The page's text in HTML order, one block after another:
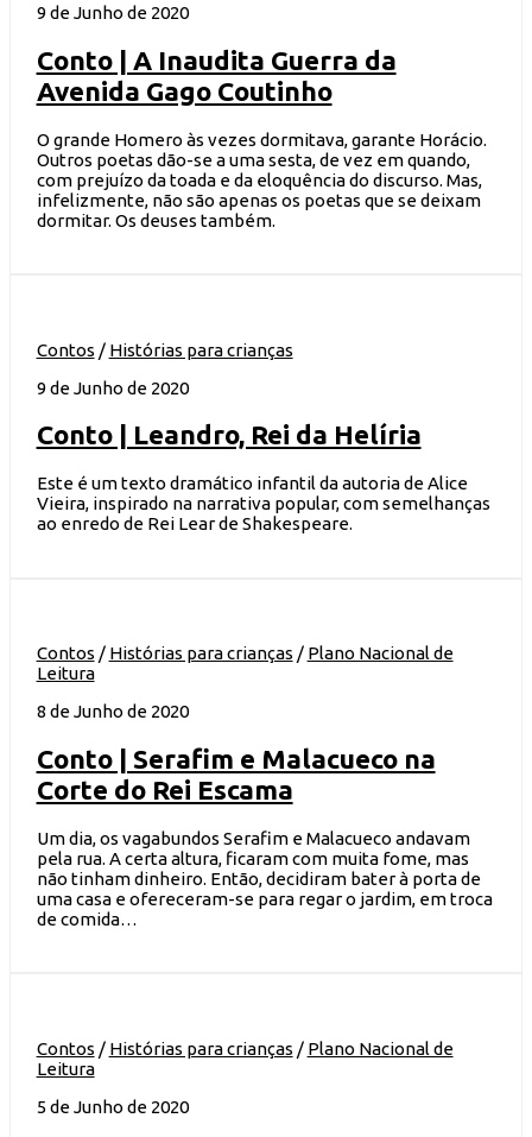
9 de Junho de 2020
Conto | A Inaudita Guerra da
Avenida Gago Coutinho
O grande Homero às vezes dormitava, garante Horácio.
Outros poetas dão-se a uma sesta, de vez em quando,
com prejuízo da toada e da eloquência do discurso. Mas,
infelizmente, não são apenas os poetas que se deixam
dormitar. Os deuses também.
Contos / Histórias para crianças
9 de Junho de 2020
Conto | Leandro, Rei da Helíria
Este é um texto dramático infantil da autoria de Alice
Vieira, inspirado na narrativa popular, com semelhanças
ao enredo de Rei Lear de Shakespeare.
Contos / Histórias para crianças / Plano Nacional de
Leitura
8 de Junho de 2020
Conto | Serafim e Malacueco na
Corte do Rei Escama
Um dia, os vagabundos Serafim e Malacueco andavam
pela rua. A certa altura, ficaram com muita fome, mas
não tinham dinheiro. Então, decidiram bater à porta de
uma casa e ofereceram-se para regar o jardim, em troca
de comida…
Contos / Histórias para crianças / Plano Nacional de
Leitura
5 de Junho de 2020